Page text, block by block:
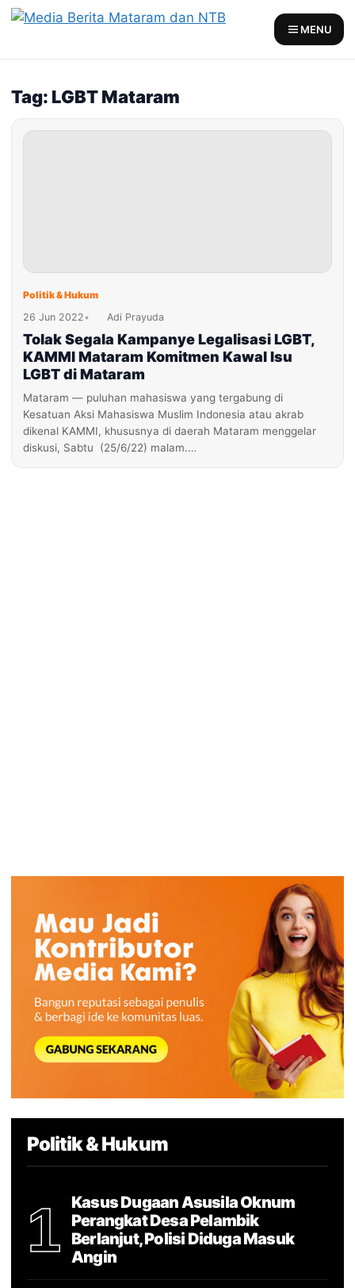
Skip
MENU
Tag: LGBT Mataram
Politik & Hukum
26 Jun 2022• Adi Prayuda
Tolak Segala Kampanye Legalisasi LGBT,
KAMMI Mataram Komitmen Kawal Isu
LGBT di Mataram
Mataram — puluhan mahasiswa yang tergabung di
Kesatuan Aksi Mahasiswa Muslim Indonesia atau akrab
dikenal KAMMI, khususnya di daerah Mataram menggelar
diskusi, Sabtu (25/6/22) malam.…
Politik & Hukum
1
Kasus Dugaan Asusila Oknum
Perangkat Desa Pelambik
Berlanjut, Polisi Diduga Masuk
Angin